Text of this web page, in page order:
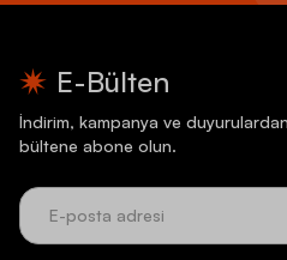
E-Bülten
İndirim, kampanya ve
bültene abone olun.